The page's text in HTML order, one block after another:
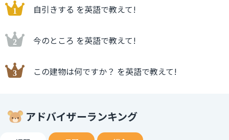
自引きする を英語で教えて!
今のところ を英語で教えて!
この建物は何ですか？ を英語で教えて!
アドバイザーランキング